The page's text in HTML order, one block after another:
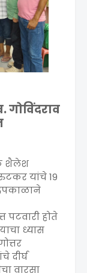
गोविंदराव
शैलेश
यांचे 19
होते
ध्यास
दीर्घ
वारसा